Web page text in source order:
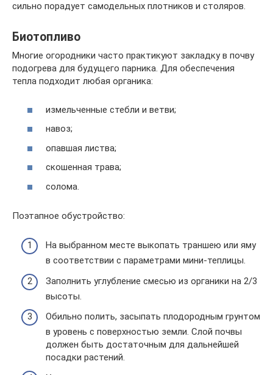
сильно порадует самодельных плотников и столяров.
Биотопливо
Многие огородники часто практикуют закладку в почву
подогрева для будущего парника. Для обеспечения
тепла подходит любая органика:
измельченные стебли и ветви;
навоз;
опавшая листва;
скошенная трава;
солома.
Поэтапное обустройство:
На выбранном месте выкопать траншею или яму
в соответствии с параметрами мини-теплицы.
Заполнить углубление смесью из органики на 2/3
высоты.
Обильно полить, засыпать плодородным грунтом
в уровень с поверхностью земли. Слой почвы
должен быть достаточным для дальнейшей
посадки растений.